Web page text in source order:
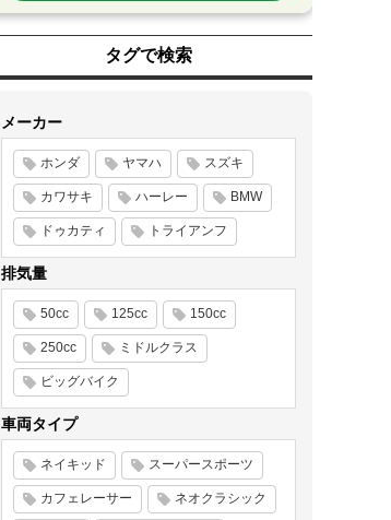
タグで検索
メーカー
ホンダ ヤマハ スズキ
カワサキ ハーレー BMW
ドゥカティ トライアンフ
排気量
50cc 125cc 150cc
250cc ミドルクラス
ビッグバイク
車両タイプ
ネイキッド スーパースポーツ
カフェレーサー ネオクラシック